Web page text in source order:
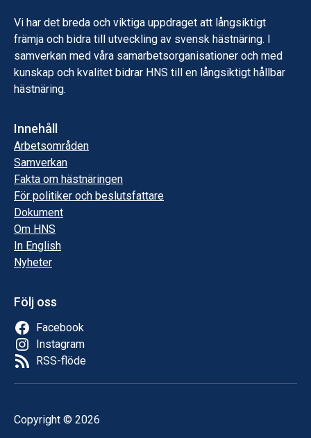
Vi har det breda och viktiga uppdraget att långsiktigt
främja och bidra till utveckling av svensk hästnäring. I
samverkan med våra samarbetsorganisationer och med
kunskap och kvalitet bidrar HNS till en långsiktigt hållbar
hästnäring.
Innehåll
Arbetsområden
Samverkan
Fakta om hästnäringen
För politiker och beslutsfattare
Dokument
Om HNS
In English
Nyheter
Följ oss
Facebook
Instagram
RSS-flöde
Copyright © 2026